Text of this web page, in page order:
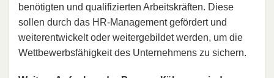
benötigten und qualifizierten Arbeitskräften. Diese
sollen durch das HR-Management gefördert und
weiterentwickelt oder weitergebildet werden, um die
Wettbewerbsfähigkeit des Unternehmens zu sichern.